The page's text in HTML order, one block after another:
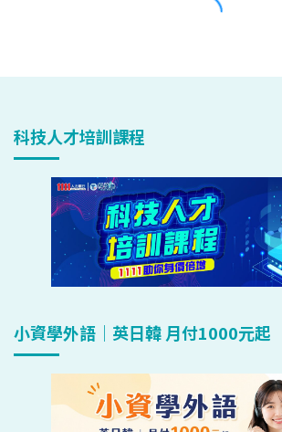
科技人才培訓課程
小資學外語｜英日韓 月付1000元起